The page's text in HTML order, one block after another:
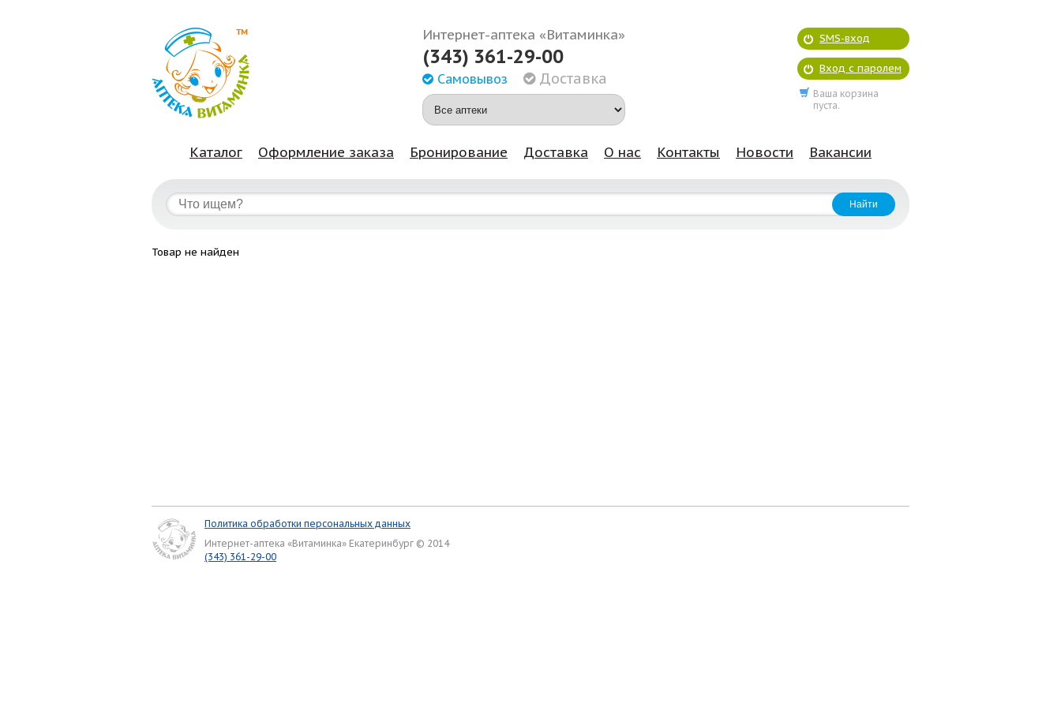
Интернет-аптека «Витаминка»
(343) 361-29-00
Самовывоз Доставка
SMS-вход
Вход с паролем
Ваша корзина
пуста.
Каталог Оформление заказа Бронирование Доставка О нас Контакты Новости Вакансии
Товар не найден
Политика обработки персональных данных
Интернет-аптека «Витаминка» Екатеринбург © 2014
(343) 361-29-00